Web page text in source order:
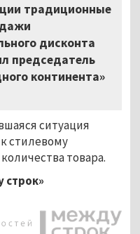
традиционные
дисконта
председатель
континента»
ситуация
стилевому
товара.
строк»